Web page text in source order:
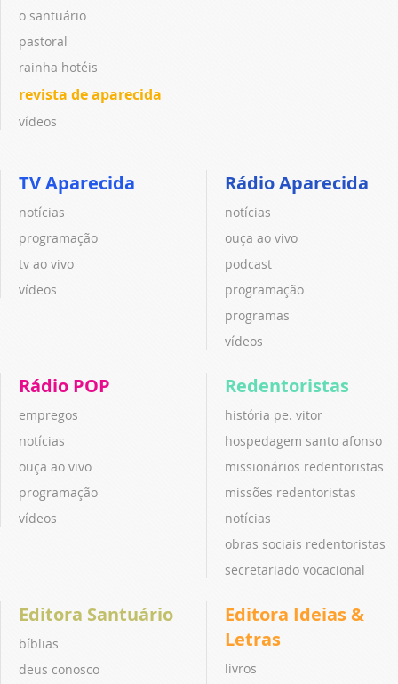
o santuário
pastoral
rainha hotéis
revista de aparecida
vídeos
TV Aparecida
notícias
programação
tv ao vivo
vídeos
Rádio Aparecida
notícias
ouça ao vivo
podcast
programação
programas
vídeos
Rádio POP
empregos
notícias
ouça ao vivo
programação
vídeos
Redentoristas
história pe. vitor
hospedagem santo afonso
missionários redentoristas
missões redentoristas
notícias
obras sociais redentoristas
secretariado vocacional
Editora Santuário
bíblias
deus conosco
Editora Ideias &
Letras
livros